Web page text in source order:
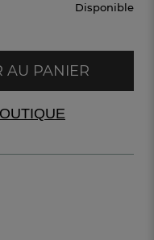
Disponible
AU PANIER